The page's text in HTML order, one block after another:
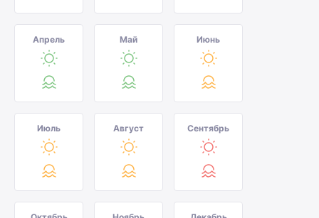
Апрель Май Июнь
Июль Август Сентябрь